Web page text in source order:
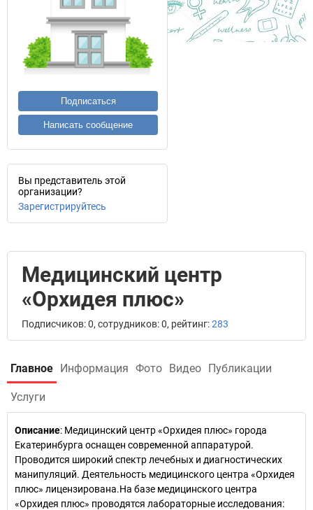
Подписаться
Написать сообщение
Вы представитель этой
организации?
Зарегистрируйтесь
Медицинский центр
«Орхидея плюс»
Подписчиков: 0, сотрудников: 0, рейтинг:283
Главное Информация Фото Видео Публикации
Услуги
Описание: Медицинский центр «Орхидея плюс» города
Екатеринбурга оснащен современной аппаратурой.
Проводится широкий спектр лечебных и диагностических
манипуляций. Деятельность медицинского центра «Орхидея
плюс» лицензирована.На базе медицинского центра
«Орхидея плюс» проводятся лабораторные исследования: